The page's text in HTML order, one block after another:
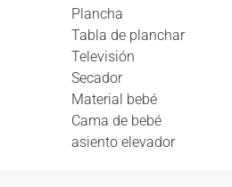
Plancha
Tabla de planchar
Televisión
Secador
Material bebé
Cama de bebé
asiento elevador